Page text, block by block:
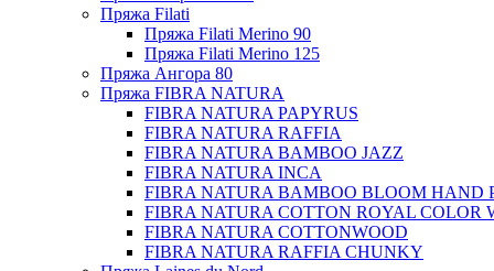
Пряжа Filati
Пряжа Filati Merino 90
Пряжа Filati Merino 125
Пряжа Ангора 80
Пряжа FIBRA NATURA
FIBRA NATURA PAPYRUS
FIBRA NATURA RAFFIA
FIBRA NATURA BAMBOO JAZZ
FIBRA NATURA INCA
FIBRA NATURA BAMBOO BLOOM HAND
FIBRA NATURA COTTON ROYAL COLOR
FIBRA NATURA COTTONWOOD
FIBRA NATURA RAFFIA CHUNKY